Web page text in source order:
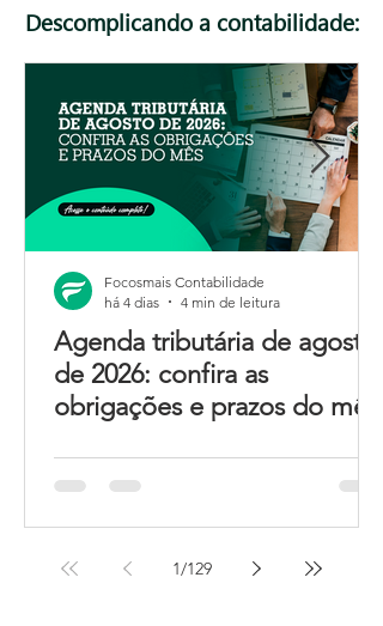
Descomplicando a contabilidade:
Agenda tributária de agosto
de 2026: confira as
obrigações e prazos do mês
Focosmais Contabilidade
há 4 dias
4 min de leitura
1/129